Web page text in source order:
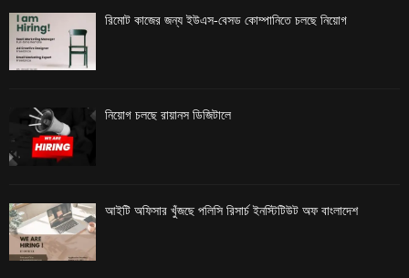
রিমোট কাজের জন্য ইউএস-বেসড কোম্পানিতে চলছে নিয়োগ
নিয়োগ চলছে রায়ানস ডিজিটালে
আইটি অফিসার খুঁজছে পলিসি রিসার্চ ইনস্টিটিউট অফ বাংলাদেশ